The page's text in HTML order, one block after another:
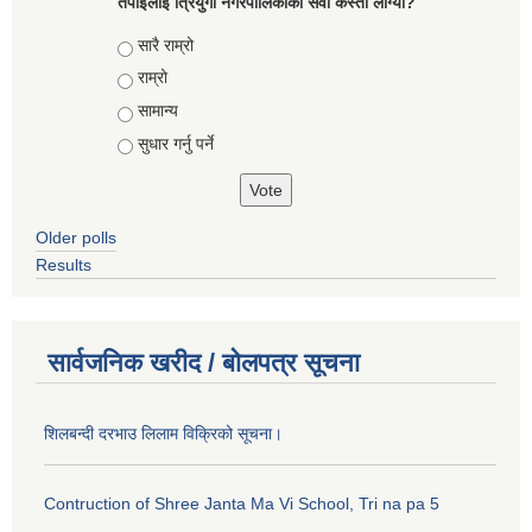
Choices
सारै राम्रो
राम्रो
सामान्य
सुधार गर्नु पर्ने
Older polls
Results
सार्वजनिक खरीद / बोलपत्र सूचना
शिलबन्दी दरभाउ लिलाम विक्रिको सूचना।
Contruction of Shree Janta Ma Vi School, Tri na pa 5